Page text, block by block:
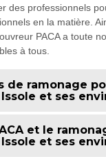
des professionnels
en la matière.
PACA a toute
à tous.
de ramonage
et ses
et le
et ses